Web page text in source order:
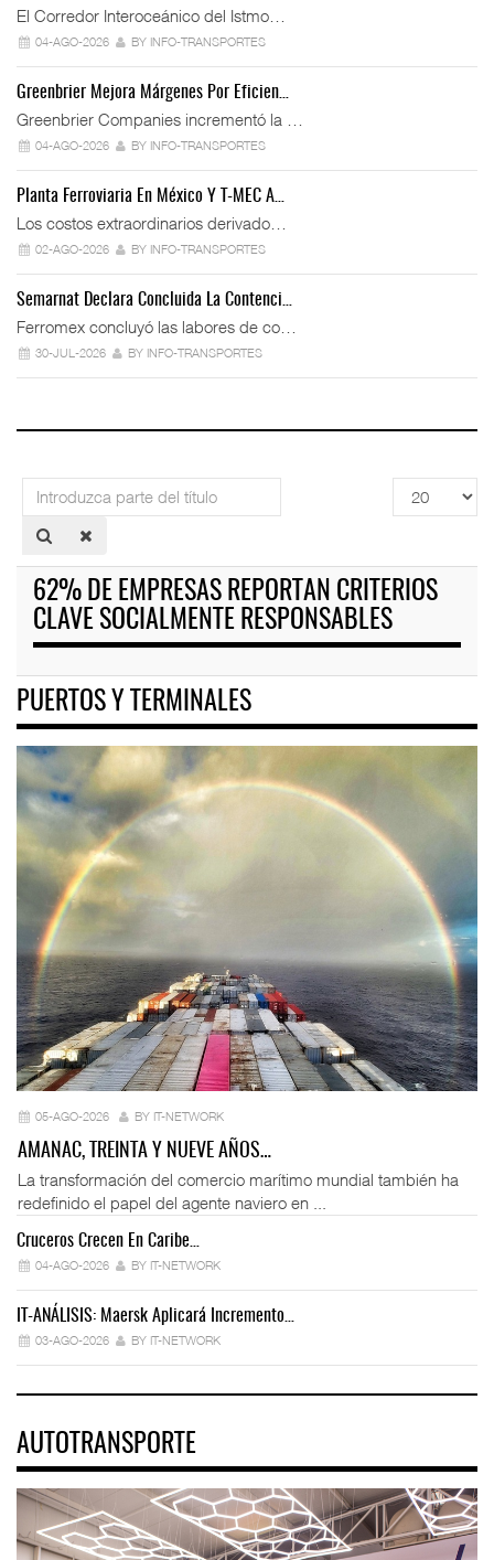
El Corredor Interoceánico del Istmo…
04-AGO-2026 BY INFO-TRANSPORTES
Greenbrier Mejora Márgenes Por Eficien…
Greenbrier Companies incrementó la …
04-AGO-2026 BY INFO-TRANSPORTES
Planta Ferroviaria En México Y T-MEC A…
Los costos extraordinarios derivado…
02-AGO-2026 BY INFO-TRANSPORTES
Semarnat Declara Concluida La Contenci…
Ferromex concluyó las labores de co…
30-JUL-2026 BY INFO-TRANSPORTES
Introduzca
parte
del
Cantidad
a
62% DE EMPRESAS REPORTAN CRITERIOS
CLAVE SOCIALMENTE RESPONSABLES
PUERTOS Y TERMINALES
05-AGO-2026 BY IT-NETWORK
AMANAC, TREINTA Y NUEVE AÑOS…
La transformación del comercio marítimo mundial también ha
redefinido el papel del agente naviero en ...
Cruceros Crecen En Caribe…
04-AGO-2026 BY IT-NETWORK
IT-ANÁLISIS: Maersk Aplicará Incremento…
03-AGO-2026 BY IT-NETWORK
AUTOTRANSPORTE